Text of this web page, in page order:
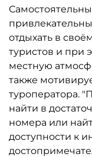
отдыхать в
туристов и при
местную
также
туроператора.
найти в
номера или
доступности к